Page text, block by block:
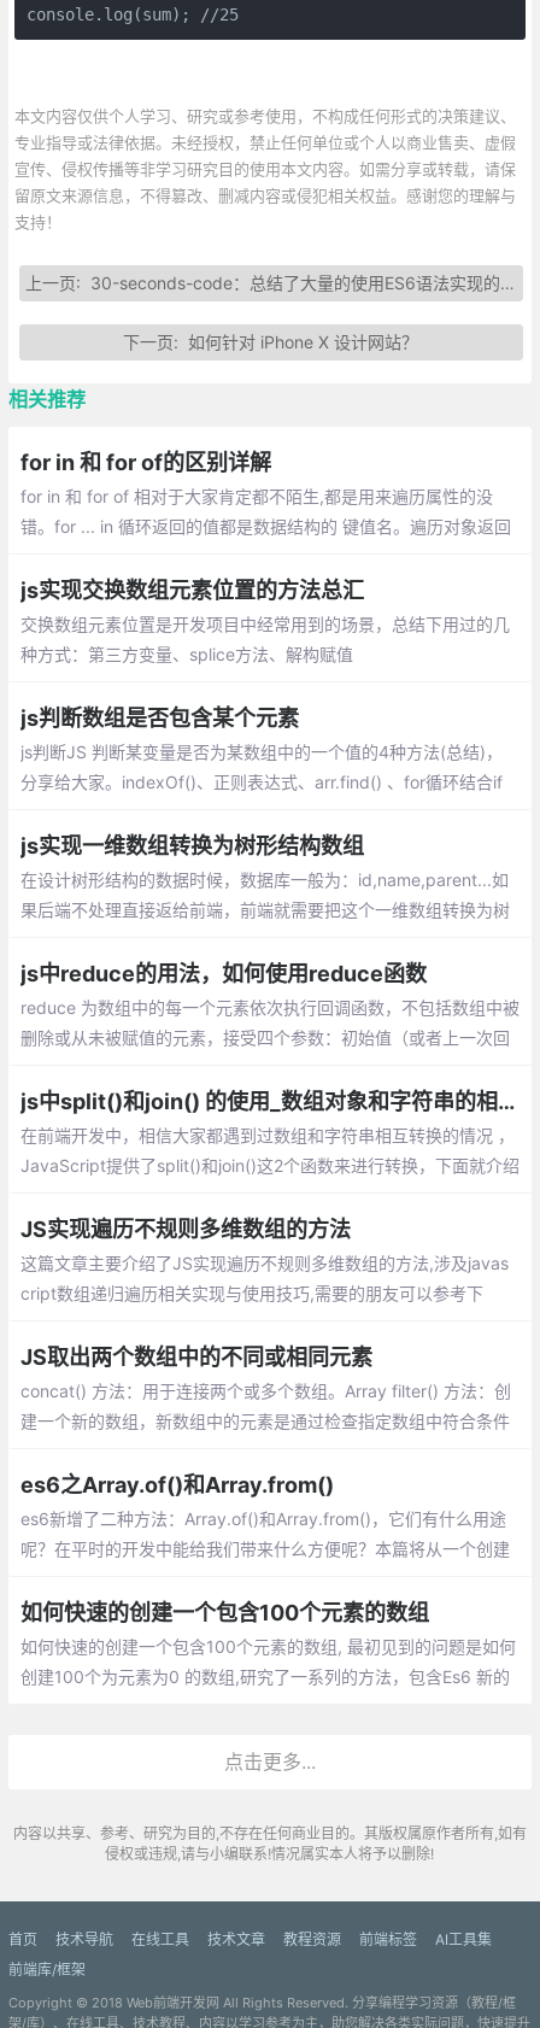
console.log(sum); //25
本文内容仅供个人学习、研究或参考使用，不构成任何形式的决策建议、
专业指导或法律依据。未经授权，禁止任何单位或个人以商业售卖、虚假
宣传、侵权传播等非学习研究目的使用本文内容。如需分享或转载，请保
留原文来源信息，不得篡改、删减内容或侵犯相关权益。感谢您的理解与
支持！
上一页: 30-seconds-code：总结了大量的使用ES6语法实现的代码块
下一页:如何针对 iPhone X 设计网站？
相关推荐
for in 和 for of的区别详解
for in 和 for of 相对于大家肯定都不陌生,都是用来遍历属性的没
错。for ... in 循环返回的值都是数据结构的 键值名。遍历对象返回
获取一对键值对中的值,而 for in 获取的是 键名
js实现交换数组元素位置的方法总汇
交换数组元素位置是开发项目中经常用到的
场景，总结下用过的几种方式：第三方变
js判断数组是否包含某个元素
js判断JS 判断某变量是否为某数组中的一个
值的4种方法(总结)，分享给大家。indexOf
判断
js实现一维数组转换为树形结构数组
在设计树形结构的数据时候，数据库一般为：id,name,parent...如
果后端不处理直接返给前端，前端就需要把这个一维数组转换为树
构数组。
js中reduce的用法，如何使用reduce函数
reduce 为数组中的每一个元素依次执行回调函数，不包括数组中被
删除或从未被赋值的元素，接受四个参数：初始值（或者上一次回
js中split()和join() 的使用_数组对象和字符串的相互转换
在前端开发中，相信大家都遇到过数组和字符串相互转换的情况 ，
JavaScript提供了split()和join()这2个函数来进行转换，下面就介绍
JS实现遍历不规则多维数组的方法
这篇文章主要介绍了JS实现遍历不规则多维
数组的方法,涉及javascript数组递归遍历相
JS取出两个数组中的不同或相同元素
concat() 方法：用于连接两个或多个数组。Array filter() 方法：创
建一个新的数组，新数组中的元素是通过检查指定数组中符合条件
串中首次出现的位置。
es6之Array.of()和Array.from()
es6新增了二种方法：Array.of()和Array.from()，它们有什么用途
呢？在平时的开发中能给我们带来什么方便呢？本篇将从一个创建
如何快速的创建一个包含100个元素的数组
如何快速的创建一个包含100个元素的数组, 最初见到的问题是如何
创建100个为元素为0 的数组,研究了一系列的方法，包含Es6 新的
点击更多...
内容以共享、参考、研究为目的,不存在任何商业目的。其版权属原作者所有,如有
侵权或违规,请与小编联系!情况属实本人将予以删除!
首页 技术导航 在线工具 技术文章 教程资源 前端标签
AI工具集
前端库/框架